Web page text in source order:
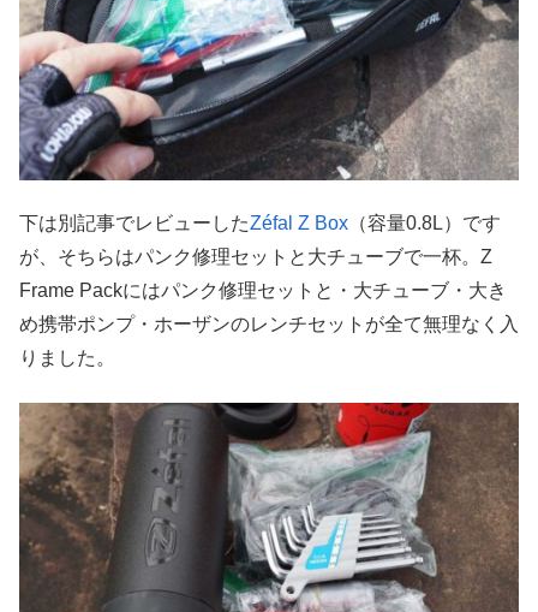
下は別記事でレビューしたZéfal Z Box （容量0.8L）です
が、そちらはパンク修理セットと大チューブで一杯。Z
Frame Packにはパンク修理セットと・大チューブ・大き
め携帯ポンプ・ホーザンのレンチセットが全て無理なく入
りました。